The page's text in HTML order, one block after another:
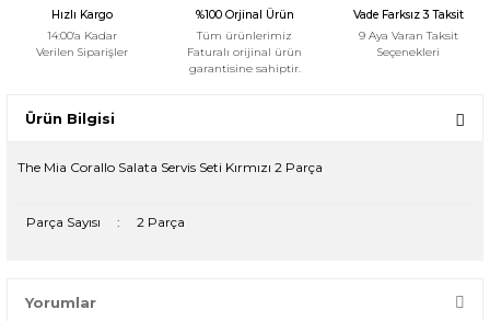
Hızlı Kargo
14:00'a Kadar
Verilen Siparişler
%100 Orjinal Ürün
Tüm ürünlerimiz
Faturalı orijinal ürün
garantisine sahiptir.
Vade Farksız 3 Taksit
9 Aya Varan Taksit
Seçenekleri
Ürün Bilgisi
The Mia Corallo Salata Servis Seti Kırmızı 2 Parça
Parça Sayısı : 2 Parça
Yorumlar